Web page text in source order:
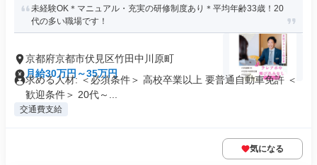
未経験OK＊マニュアル・充実の研修制度あり＊平均年齢33歳！20
代の多い職場です！
京都府京都市伏見区竹田中川原町
月給30万円～35万円
求める人材: ＜必須条件＞ 高校卒業以上 要普通自動車免許 ＜
歓迎条件＞ 20代～...
交通費支給
気になる